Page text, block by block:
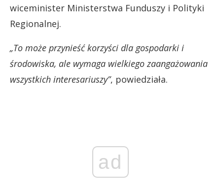
wiceminister Ministerstwa Funduszy i Polityki
Regionalnej.
„To może przynieść korzyści dla gospodarki i
środowiska, ale wymaga wielkiego zaangażowania
wszystkich interesariuszy”, powiedziała.
ad